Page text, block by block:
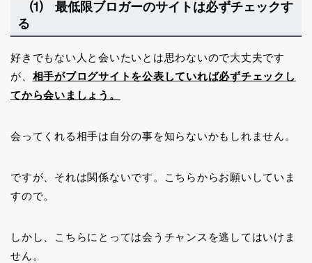
⑴ 最低限ブロガーのサイトは必ずチェックす
る
好きでもない人と会いたいとは思わないので大丈夫です
が、 相手がブログサイトを公表していれば必ずチェックし
てから会いましょう。
会ってくれる相手は自分の事を知らないかもしれません。
ですが、それは関係ないです。こちらからお願いしていま
すので。
しかし、こちらにとっては会うチャンスを逃してはいけま
せん。